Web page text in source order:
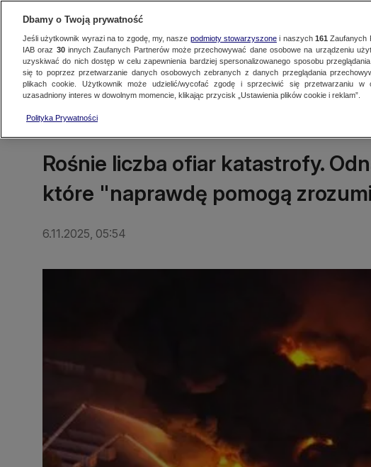
Oglądaj TVN24NajnowszeFaktyŚwiat PolskaRegionalne Więcej
Rośnie liczba ofiar katastrofy.
które "naprawdę pomogą
6.11.2025, 05:54
Dbamy o Twoją prywatność
Jeśli użytkownik wyrazi na to zgodę, my, nasze podmioty stowarzyszonei naszych 161 Zaufanych
IAB oraz 30innych Zaufanych Partnerów może przechowywać dane osobowe na urządzeniu
uzyskiwać do nich dostęp w celu zapewnienia bardziej spersonalizowanego sposobu
się to poprzez przetwarzanie danych osobowych zebranych z danych przeglądania
plikach cookie. Użytkownik może udzielić/wycofać zgodę i sprzeciwić się przetwarzaniu w
uzasadniony interes w dowolnym momencie, klikając przycisk „Ustawienia plików cookie i reklam”.
Polityka Prywatności